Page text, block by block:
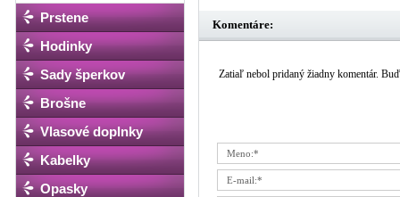
Prstene
Hodinky
Sady šperkov
Brošne
Vlasové doplnky
Kabelky
Opasky
Komentáre:
Zatiaľ nebol pridaný žiadny komentár.